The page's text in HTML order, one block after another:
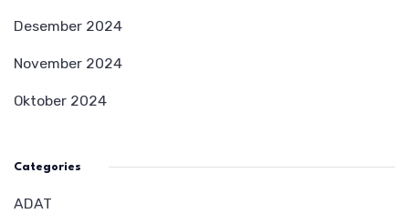
Desember 2024
November 2024
Oktober 2024
Categories
ADAT